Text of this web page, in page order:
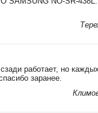
работает, но
заранее.